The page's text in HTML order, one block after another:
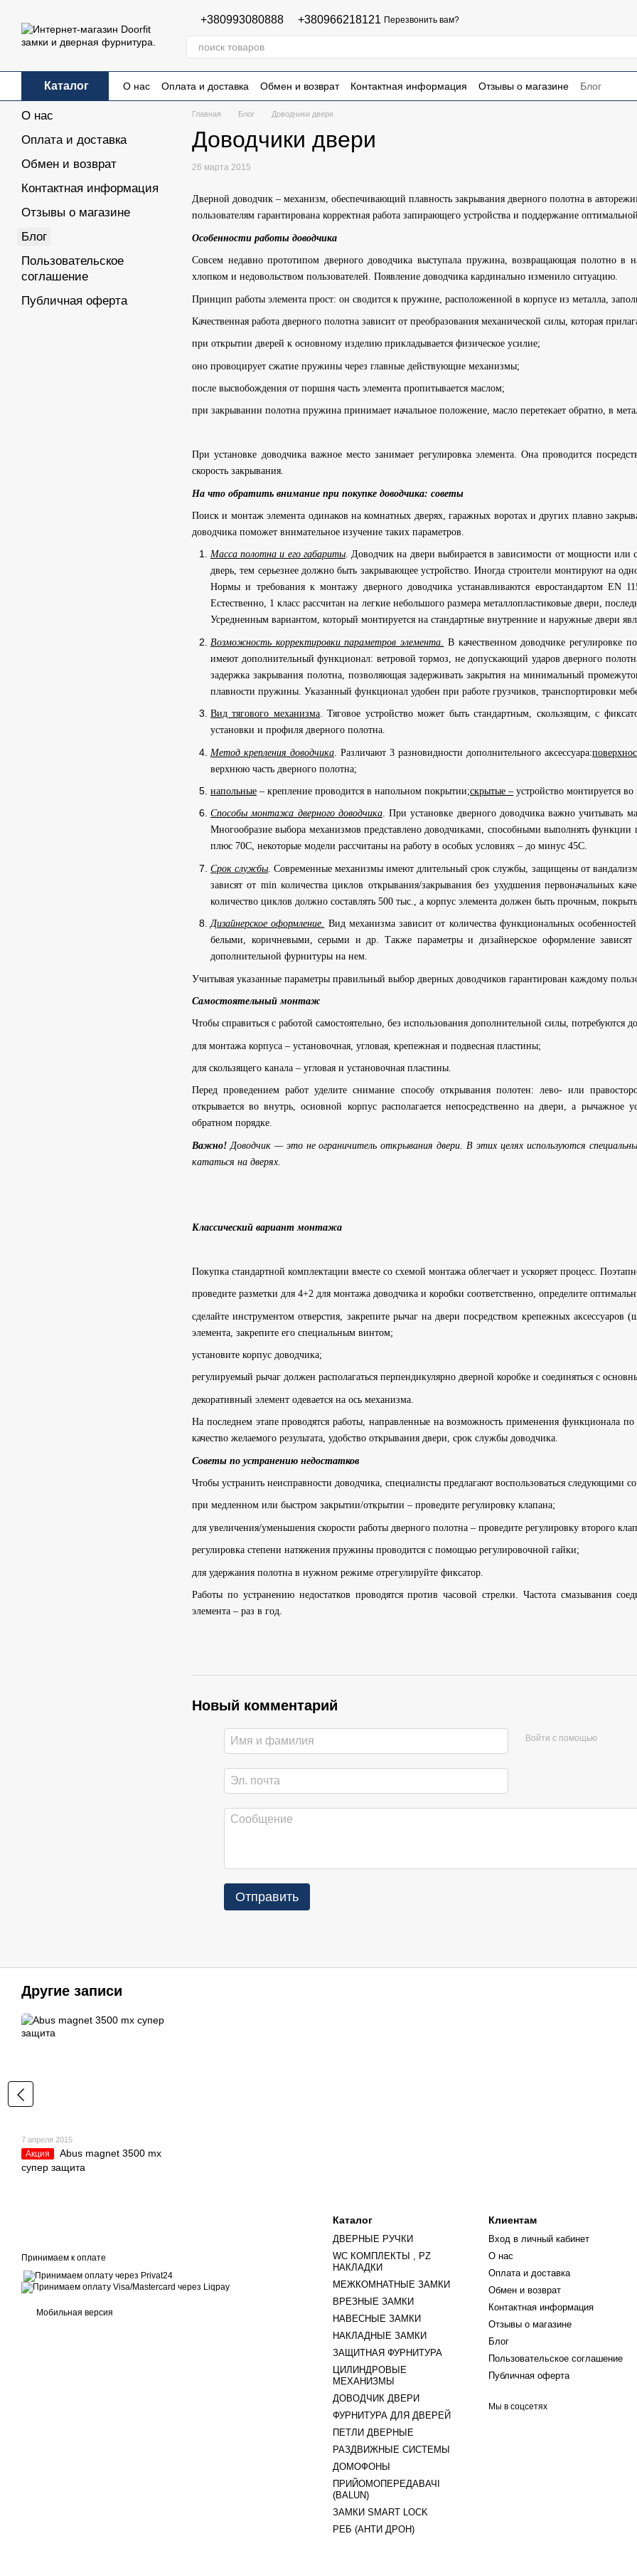
+380993080888 +380966218121 Перезвонить вам?
Каталог О нас Оплата и доставка Обмен и возврат Контактная информация Отзывы о магазине
Блог
Пользовательское соглашение
Публичная оферта
Главная Блог Доводчики двери
Доводчики двери
26 марта 2015
Дверной доводчик – механизм, обеспечивающий плавность закрывания дверного полотна в
пользователям гарантирована корректная работа запирающего устройства и поддержание
Особенности работы доводчика
Совсем недавно прототипом дверного доводчика выступала пружина, возвращающая полотно в
хлопком и недовольством пользователей. Появление доводчика кардинально изменило ситуацию.
Принцип работы элемента прост: он сводится к пружине, расположенной в корпусе из металла,
Качественная работа дверного полотна зависит от преобразования механической силы, которая
при открытии дверей к основному изделию прикладывается физическое усилие;
оно провоцирует сжатие пружины через главные действующие механизмы;
после высвобождения от поршня часть элемента пропитывается маслом;
при закрывании полотна пружина принимает начальное положение, масло перетекает обратно, в
При установке доводчика важное место занимает регулировка элемента. Она проводится
скорость закрывания.
На что обратить внимание при покупке доводчика: советы
Поиск и монтаж элемента одинаков на комнатных дверях, гаражных воротах и других плавно
доводчика поможет внимательное изучение таких параметров.
Масса полотна и его габариты. Доводчик на двери выбирается в зависимости от мощности
дверь, тем серьезнее должно быть закрывающее устройство. Иногда строители монтируют на
Нормы и требования к монтажу дверного доводчика устанавливаются евростандартом EN
Естественно, 1 класс рассчитан на легкие небольшого размера металлопластиковые двери,
Усредненным вариантом, который монтируется на стандартные внутренние и наружные двери
Возможность корректировки параметров элемента.
В качественном доводчике регулировке
имеют дополнительный функционал: ветровой тормоз, не допускающий ударов дверного
задержка закрывания полотна, позволяющая задерживать закрытия на минимальный
плавности пружины. Указанный функционал удобен при работе грузчиков, транспортировки
Вид тягового механизма. Тяговое устройство может быть стандартным, скользящим, с
установки и профиля дверного полотна.
Метод крепления доводчика . Различают 3 разновидности дополнительного аксессуара:
верхнюю часть дверного полотна;
напольные – крепление проводится в напольном покрытии;скрытые – устройство монтируется во
Способы монтажа дверного доводчика. При установке дверного доводчика важно учитывать
Многообразие выбора механизмов представлено доводчиками, способными выполнять
плюс 70С, некоторые модели рассчитаны на работу в особых условиях – до минус 45С.
Срок службы . Современные механизмы имеют длительный срок службы, защищены от
зависят от min количества циклов открывания/закрывания без ухудшения первоначальных
количество циклов должно составлять 500 тыс., а корпус элемента должен быть прочным,
Дизайнерское оформление. Вид механизма зависит от количества функциональных
белыми, коричневыми, серыми и др. Также параметры и дизайнерское оформление зависят
дополнительной фурнитуры на нем.
Учитывая указанные параметры правильный выбор дверных доводчиков гарантирован каждому
Самостоятельный монтаж
Чтобы справиться с работой самостоятельно, без использования дополнительной силы, потребуются
для монтажа корпуса – установочная, угловая, крепежная и подвесная пластины;
для скользящего канала – угловая и установочная пластины.
Перед проведением работ уделите снимание способу открывания полотен: лево- или
открывается во внутрь, основной корпус располагается непосредственно на двери, а
обратном порядке.
Важно! Доводчик — это не ограничитель открывания двери. В этих целях используются
кататься на дверях
Классический вариант монтажа
Покупка стандартной комплектации вместе со схемой монтажа облегчает и ускоряет процесс.
проведите разметки для 4+2 для монтажа доводчика и коробки соответственно, определите
сделайте инструментом отверстия, закрепите рычаг на двери посредством крепежных
элемента, закрепите его специальным винтом;
установите корпус доводчика;
регулируемый рычаг должен располагаться перпендикулярно дверной коробке и соединяться с
декоративный элемент одевается на ось механизма.
На последнем этапе проводятся работы, направленные на возможность применения функционала
качество желаемого результата, удобство открывания двери, срок службы доводчика.
Советы по устранению недостатков
Чтобы устранить неисправности доводчика, специалисты предлагают воспользоваться следующими
при медленном или быстром закрытии/открытии – проведите регулировку клапана;
для увеличения/уменьшения скорости работы дверного полотна – проведите регулировку второго
регулировка степени натяжения пружины проводится с помощью регулировочной гайки;
для удержания полотна в нужном режиме отрегулируйте фиксатор.
Работы по устранению недостатков проводятся против часовой стрелки. Частота смазывания
элемента – раз в год.
Новый комментарий
Войти с помощью
Отправить
О нас
Оплата и доставка
Обмен и возврат
Контактная информация
Отзывы о магазине
Блог
Пользовательское
соглашение
Публичная оферта
Другие записи
7 апреля 2015
Акция
Abus magnet 3500 mx
cупер защита
Принимаем к оплате
Мобильная версия
Каталог
ДВЕРНЫЕ РУЧКИ
WC КОМПЛЕКТЫ , PZ
НАКЛАДКИ
МЕЖКОМНАТНЫЕ ЗАМКИ
ВРЕЗНЫЕ ЗАМКИ
НАВЕСНЫЕ ЗАМКИ
НАКЛАДНЫЕ ЗАМКИ
ЗАЩИТНАЯ ФУРНИТУРА
ЦИЛИНДРОВЫЕ
МЕХАНИЗМЫ
ДОВОДЧИК ДВЕРИ
ФУРНИТУРА ДЛЯ ДВЕРЕЙ
ПЕТЛИ ДВЕРНЫЕ
РАЗДВИЖНЫЕ СИСТЕМЫ
ДОМОФОНЫ
ПРИЙОМОПЕРЕДАВАЧІ
(BALUN)
ЗАМКИ SMART LOCK
РЕБ (АНТИ ДРОН)
Клиентам
Вход в личный кабинет
О нас
Оплата и доставка
Обмен и возврат
Контактная информация
Отзывы о магазине
Блог
Пользовательское соглашение
Публичная оферта
Мы в соцсетях